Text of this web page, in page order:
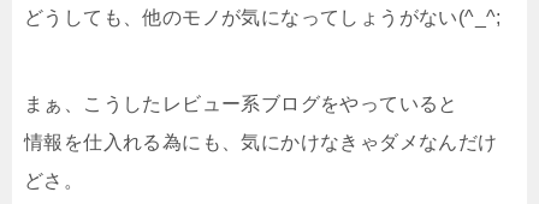
どうしても、他のモノが気になってしょうがない(^_^;
まぁ、こうしたレビュー系ブログをやっていると
情報を仕入れる為にも、気にかけなきゃダメなんだけ
どさ。